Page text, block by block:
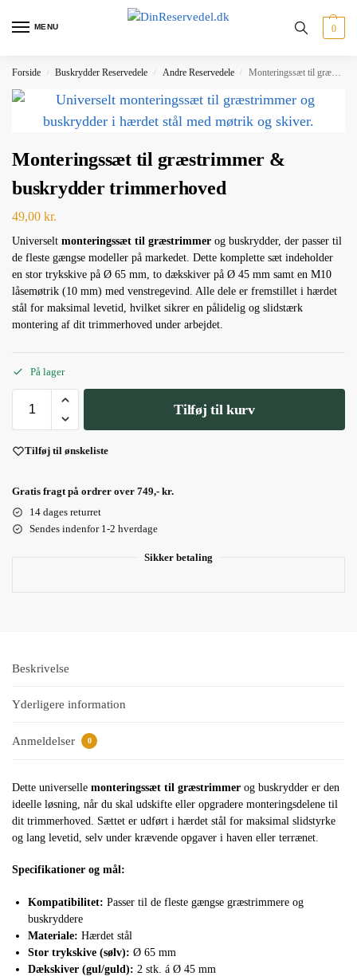
MENU 0
Forside / Buskrydder Reservedele / Andre Reservedele / Monteringssæt til græstrimmer & buskrydder trimmerhoved
Monteringssæt til græstrimmer &
buskrydder trimmerhoved
49,00 kr.
Universelt monteringssæt til græstrimmer og buskrydder, der passer til
de fleste gængse modeller på markedet. Dette komplette sæt indeholder
en stor trykskive på Ø 65 mm, to dækskiver på Ø 45 mm samt en M10
låsemøtrik (10 mm) med venstregevind. Alle dele er fremstillet i hærdet
stål for maksimal levetid, hvilket sikrer en pålidelig og slidstærk
montering af dit trimmerhoved under arbejdet.
På lager
Tilføj til kurv
Tilføj til ønskeliste
Gratis fragt på ordrer over 749,- kr.
14 dages returret
Sendes indenfor 1-2 hverdage
Sikker betaling
Beskrivelse
Yderligere information
Anmeldelser 0
Dette universelle monteringssæt til græstrimmer og buskrydder er den
ideelle løsning, når du skal udskifte eller opgradere monteringsdelene til
dit trimmerhoved. Sættet er udført i hærdet stål for maksimal slidstyrke
og lang levetid, selv under krævende opgaver i haven eller terrænet.
Specifikationer og mål:
Kompatibilitet: Passer til de fleste gængse græstrimmere og
buskryddere
Materiale: Hærdet stål
Stor trykskive (sølv): Ø 65 mm
Dækskiver (gul/guld): 2 stk. á Ø 45 mm